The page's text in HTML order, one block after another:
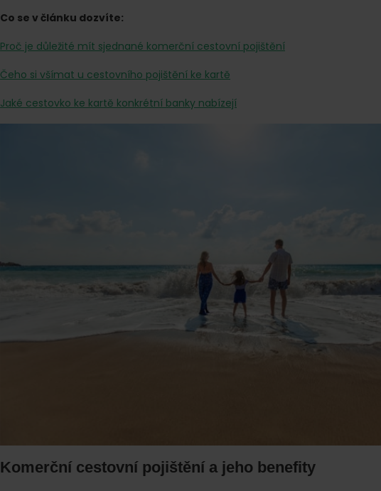
Co se v článku dozvíte:
Proč je důležité mít sjednané komerční cestovní pojištění
Čeho si všímat u cestovního pojištění ke kartě
Jaké cestovko ke kartě konkrétní banky nabízejí
Komerční cestovní pojištění a jeho benefity